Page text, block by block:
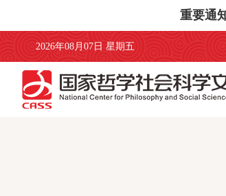
重要通
2026年08月07日 星期五